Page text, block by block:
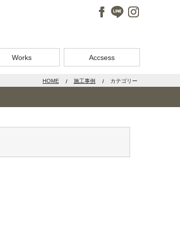
Works Accsess
HOME 施工事例 カテゴリー